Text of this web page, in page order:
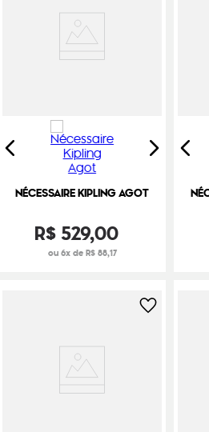
NÉCESSAIRE KIPLING AGOT
R$529,00
ou 6x de R$ 88,17